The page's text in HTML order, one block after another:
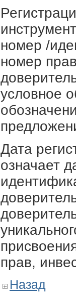
номер /
номер
условное
Дата
означает
прав,
Назад